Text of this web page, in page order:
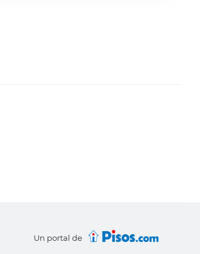
Un portal de